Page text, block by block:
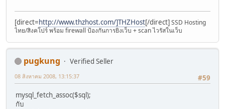
[direct=http://www.thzhost.com/]THZHost[/direct]SSD Hosting
ไทย/สิงคโปร์ พร้อม firewall ป้องกันการยิงเว็บ + scan ไวรัสในเว็บ
pugkung
Verified Seller
#59
08 สิงหาคม 2008, 13:15:37
mysql_fetch_assoc($sql);
กับ